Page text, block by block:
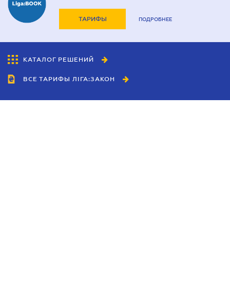
ТАРИФЫ ПОДРОБНЕЕ
КАТАЛОГ РЕШЕНИЙ
ВСЕ ТАРИФЫ ЛІГА:ЗАКОН